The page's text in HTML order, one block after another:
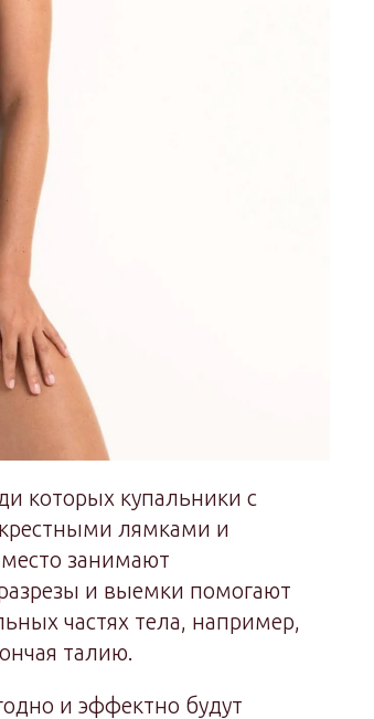
которых купальники с
лямками и
занимают
и выемки помогают
частях тела, например,
талию.
и эффектно будут